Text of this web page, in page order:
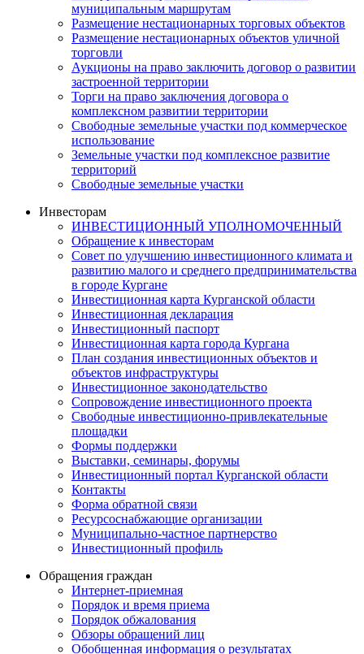
муниципальным маршрутам
Размещение нестационарных торговых объектов
Размещение нестационарных объектов уличной
торговли
Аукционы на право заключить договор о развитии
застроенной территории
Торги на право заключения договора о
комплексном развитии территории
Свободные земельные участки под коммерческое
использование
Земельные участки под комплексное развитие
территорий
Свободные земельные участки
Инвесторам
ИНВЕСТИЦИОННЫЙ УПОЛНОМОЧЕННЫЙ
Обращение к инвесторам
Совет по улучшению инвестиционного климата и
развитию малого и среднего предпринимательства
в городе Кургане
Инвестиционная карта Курганской области
Инвестиционная декларация
Инвестиционный паспорт
Инвестиционная карта города Кургана
План создания инвестиционных объектов и
объектов инфраструктуры
Инвестиционное законодательство
Сопровождение инвестиционного проекта
Свободные инвестиционно-привлекательные
площадки
Формы поддержки
Выставки, семинары, форумы
Инвестиционный портал Курганской области
Контакты
Форма обратной связи
Ресурсоснабжающие организации
Муниципально-частное партнерство
Инвестиционный профиль
Обращения граждан
Интернет-приемная
Порядок и время приема
Порядок обжалования
Обзоры обращений лиц
Обобщенная информация о результатах